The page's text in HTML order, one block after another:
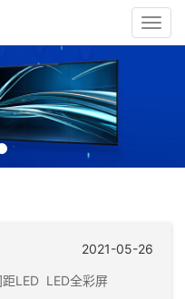
2021-05-26
LED LED全彩屏